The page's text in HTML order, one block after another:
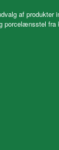
af produkter
porcelænsstel fra